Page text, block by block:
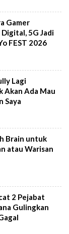
Gamer
5G Jadi
FEST 2026
Lagi
Akan Ada Mau
Saya
Brain untuk
atau Warisan
2 Pejabat
Gulingkan